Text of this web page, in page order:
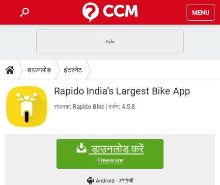
MENU
फोन पर अकाउंट बैलेंस चेक
WhatsApp Hack हो गया? Lucky Patcher यूज करें
टेक-स्पेशल
2020 के फ्री एंटीवायरस
बेस्ट फ्री ऑनलाइन गेम्स
डाउनलोड
PUBG Mobile
WhatsRemoved+
FORUM
कंप्यूटर बस
डाउनलोड इंटरनेट
Rapido India’s Largest Bike App
संपादक: Rapido Bike वर्जन: 4.5.8
डाउनलोड करें
Freeware
Android - अंग्रेजी